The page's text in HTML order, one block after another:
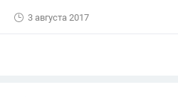
3 августа 2017